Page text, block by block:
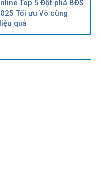
Top 5 Đột phá BĐS
Tối ưu Vô cùng
quả